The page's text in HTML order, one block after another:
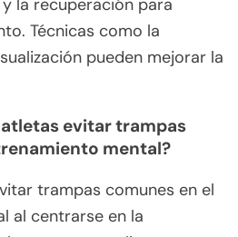
Enfocarse en
mental y las
variados que desafíen
como mentales. Esto
fuerza, ejercicios de
de habilidades.